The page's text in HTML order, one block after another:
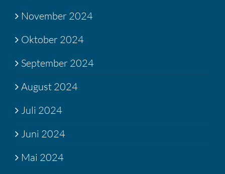
November 2024
Oktober 2024
September 2024
August 2024
Juli 2024
Juni 2024
Mai 2024